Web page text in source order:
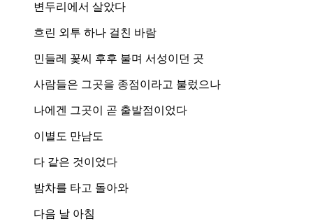
변두리에서 살았다
흐린 외투 하나 걸친 바람
민들레 꽃씨 후후 불며 서성이던 곳
사람들은 그곳을 종점이라고 불렀으나
나에겐 그곳이 곧 출발점이었다
이별도 만남도
다 같은 것이었다
밤차를 타고 돌아와
다음 날 아침